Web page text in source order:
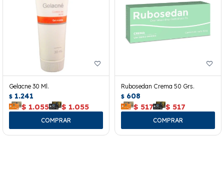
Gelacne 30 Ml.
$ 1.241
$ 1.055 $ 1.055
Rubosedan Crema 50 Grs.
$ 608
$ 517 $ 517